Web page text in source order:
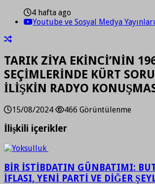
4 hafta ago
Youtube ve Sosyal Medya Yayınları
TARIK ZİYA EKİNCİ’NİN
SEÇİMLERİNDE KÜRT
İLİŞKİN RADYO
15/08/2024 466 Görüntülenme
İlişkili içerikler
BİR İSTİBDATIN GÜNBATIMI:
İFLASI, YENİ PARTİ VE DİĞER